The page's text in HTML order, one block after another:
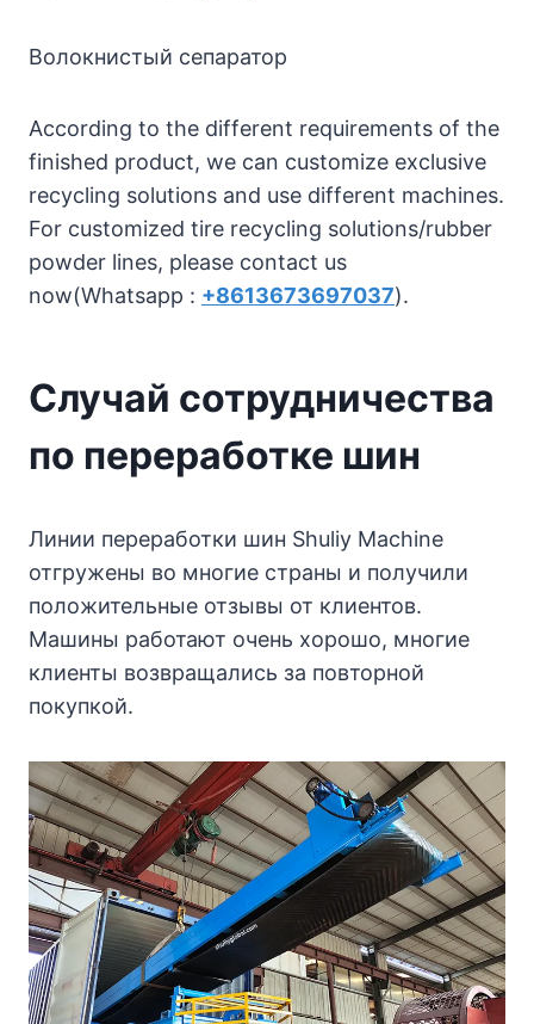
Волокнистый сепаратор
According to the different requirements of the
finished product, we can customize exclusive
recycling solutions and use different machines.
For customized tire recycling solutions/rubber
powder lines, please contact us
now(Whatsapp : +8613673697037).
Случай сотрудничества
по переработке шин
Линии переработки шин Shuliy Machine
отгружены во многие страны и получили
положительные отзывы от клиентов.
Машины работают очень хорошо, многие
клиенты возвращались за повторной
покупкой.